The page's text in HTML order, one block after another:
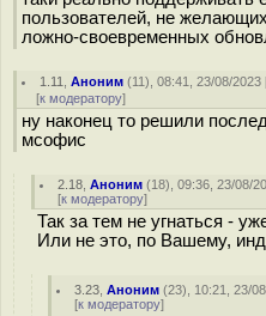
пользователей, не
ложно-своевременных
1.11 ,Аноним (11), 08:41, 23/08/2023
[к модератору]
ну наконец то решили
мсофис
2.18 ,Аноним (18), 09:36, 23/08/
[к модератору]
Так за тем не угнаться -
Или не это, по Вашему,
3.23 ,Аноним (23), 10:21, 23/
[к модератору]